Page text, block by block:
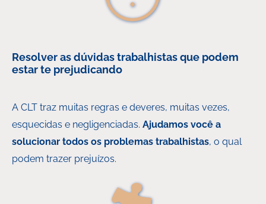
Resolver as dúvidas trabalhistas que podem
estar te prejudicando
A CLT traz muitas regras e deveres, muitas vezes,
esquecidas e negligenciadas. Ajudamos você a
solucionar todos os problemas trabalhistas, o qual
podem trazer prejuízos.